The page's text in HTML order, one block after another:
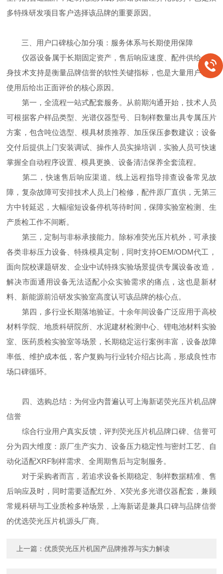
多特殊研发项目客户选择该品牌的重要原因。
三、用户口碑核心加分项：服务体系与长期使用保障
仪器设备属于长期固定资产，售后响应速度、配件供给、终
身技术支持是衡量品牌信誉的软性关键指标，也是大量用户长期
使用后给出正面评价的核心原因。
第一，全流程一站式配套服务。从前期沟通开始，技术人员
可根据客户样品类型、光谱仪器型号、日制样数量出具专属压片
方案，包含吨位选型、模具材质推荐、加压保压参数建议；设备
交付后提供上门安装调试、操作人员实操培训，实验人员可快速
掌握全自动程序设置、模具更换、设备清洁保养全套流程。
第二，快速售后响应渠道。线上远程指导排查设备常见故
障，复杂故障可安排技术人员上门检修，配件原厂直供，无第三
方中转延迟，大幅缩短设备停机等待时间，保障实验室检测、生
产质检工作不间断。
第三，定制与非标承接能力。除标准荧光压片机外，可承接
各类非标压力设备、特殊模具定制，同时支持OEM/ODM代工，
面向院校课题研发、企业中试特殊实验场景提供专属设备改造，
解决市面通用设备无法适配小众实验需求的痛点，这也是新材
料、新能源前沿研发实验室高度认可该品牌的核心点。
第四，多行业长期落地验证。十余年间设备广泛应用于高校
材料学院、地质科研院所、水泥建材检测中心、锂电池材料实验
室、医药质检实验室等场景，长期稳定运行案例丰富，设备故障
率低、维护成本低，客户复购与行业转介绍占比高，形成良性市
场口碑循环。
四、选购总结：为何业内普遍认可上海新诺荧光压片机品牌
信誉
综合行业用户真实反馈，评判荧光压片机品牌口碑、信誉可
分为四大维度：原厂生产实力、设备压力稳定性与密封工艺、自
动化适配XRF制样需求、全周期售后与定制服务。
对于采购者而言，若追求设备长期稳定、制样数据精准、售
后响应及时，同时需要适配红外、X荧光多光谱仪器配套，兼顾
常规科研与工业质检多种场景，上海新诺是兼具口碑与品牌信誉
的优选荧光压片机源头厂商。
上一篇：优质荧光压片机国产品牌推荐与实力解读